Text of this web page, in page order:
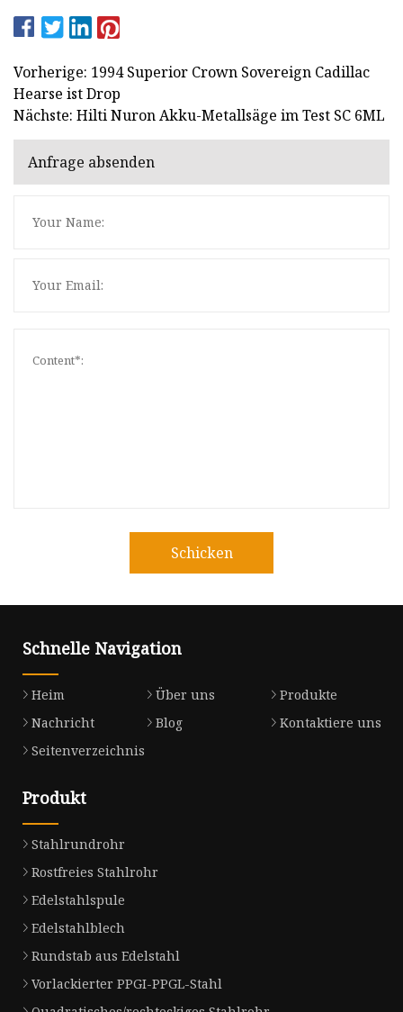
Vorherige: 1994 Superior Crown Sovereign Cadillac
Hearse ist Drop
Nächste: Hilti Nuron Akku-Metallsäge im Test SC 6ML
Anfrage absenden
Schicken
Schnelle Navigation
Heim Über uns
Produkte
Nachricht
Blog
Kontaktiere uns
Seitenverzeichnis
Produkt
Stahlrundrohr
Rostfreies Stahlrohr
Edelstahlspule
Edelstahlblech
Rundstab aus Edelstahl
Vorlackierter PPGI-PPGL-Stahl